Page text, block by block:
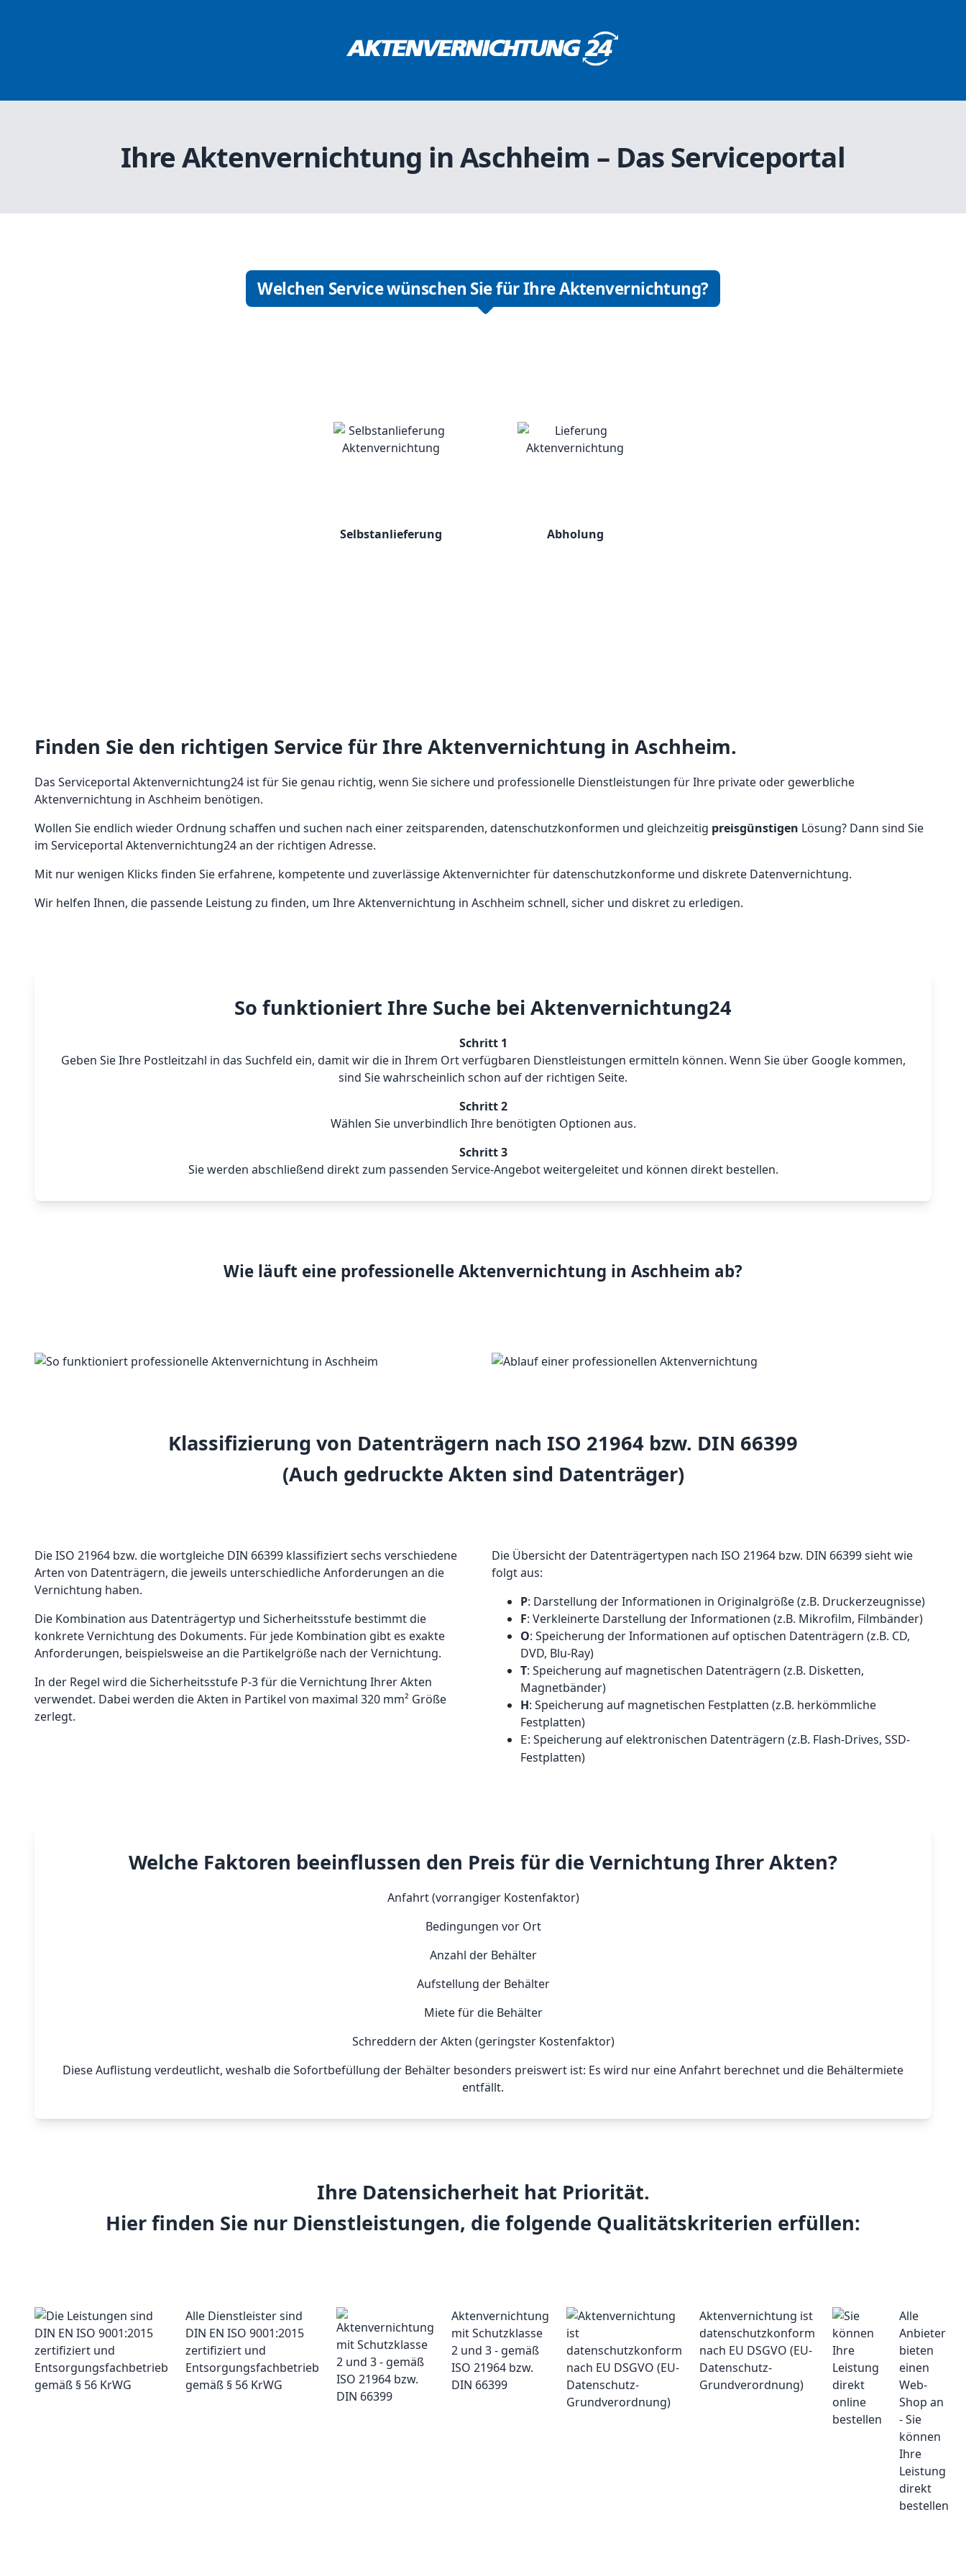
Ihre Aktenvernichtung in Aschheim – Das Serviceportal
Welchen Service wünschen Sie für Ihre Aktenvernichtung?
Selbstanlieferung Abholung
Finden Sie den richtigen Service für Ihre Aktenvernichtung in Aschheim.
Das Serviceportal Aktenvernichtung24 ist für Sie genau richtig, wenn Sie sichere und professionelle Dienstleistungen für Ihre private oder gewerbliche
Aktenvernichtung in Aschheim benötigen.
Wollen Sie endlich wieder Ordnung schaffen und suchen nach einer zeitsparenden, datenschutzkonformen und gleichzeitig preisgünstigen Lösung? Dann sind Sie
im Serviceportal Aktenvernichtung24 an der richtigen Adresse.
Mit nur wenigen Klicks finden Sie erfahrene, kompetente und zuverlässige Aktenvernichter für datenschutzkonforme und diskrete Datenvernichtung.
Wir helfen Ihnen, die passende Leistung zu finden, um Ihre Aktenvernichtung in Aschheim schnell, sicher und diskret zu erledigen.
So funktioniert Ihre Suche bei Aktenvernichtung24
Schritt 1
Geben Sie Ihre Postleitzahl in das Suchfeld ein, damit wir die in Ihrem Ort verfügbaren Dienstleistungen ermitteln können. Wenn Sie über Google kommen,
sind Sie wahrscheinlich schon auf der richtigen Seite.
Schritt 2
Wählen Sie unverbindlich Ihre benötigten Optionen aus.
Schritt 3
Sie werden abschließend direkt zum passenden Service-Angebot weitergeleitet und können direkt bestellen.
Wie läuft eine professionelle Aktenvernichtung in Aschheim ab?
Klassifizierung von Datenträgern nach ISO 21964 bzw. DIN 66399
(Auch gedruckte Akten sind Datenträger)
Die ISO 21964 bzw. die wortgleiche DIN 66399 klassifiziert sechs verschiedene
Arten von Datenträgern, die jeweils unterschiedliche Anforderungen an die
Vernichtung haben.
Die Kombination aus Datenträgertyp und Sicherheitsstufe bestimmt die
konkrete Vernichtung des Dokuments. Für jede Kombination gibt es exakte
Anforderungen, beispielsweise an die Partikelgröße nach der Vernichtung.
In der Regel wird die Sicherheitsstufe P-3 für die Vernichtung Ihrer Akten
verwendet. Dabei werden die Akten in Partikel von maximal 320 mm² Größe
zerlegt.
Die Übersicht der Datenträgertypen nach ISO 21964 bzw. DIN 66399 sieht wie
folgt aus:
P: Darstellung der Informationen in Originalgröße (z.B. Druckerzeugnisse)
F: Verkleinerte Darstellung der Informationen (z.B. Mikrofilm, Filmbänder)
O: Speicherung der Informationen auf optischen Datenträgern (z.B. CD,
DVD, Blu-Ray)
T: Speicherung auf magnetischen Datenträgern (z.B. Disketten,
Magnetbänder)
H: Speicherung auf magnetischen Festplatten (z.B. herkömmliche
Festplatten)
E: Speicherung auf elektronischen Datenträgern (z.B. Flash-Drives, SSD-
Festplatten)
Welche Faktoren beeinflussen den Preis für die Vernichtung Ihrer Akten?
Anfahrt (vorrangiger Kostenfaktor)
Bedingungen vor Ort
Anzahl der Behälter
Aufstellung der Behälter
Miete für die Behälter
Schreddern der Akten (geringster Kostenfaktor)
Diese Auflistung verdeutlicht, weshalb die Sofortbefüllung der Behälter besonders preiswert ist: Es wird nur eine Anfahrt berechnet und die Behältermiete
entfällt.
Ihre Datensicherheit hat Priorität.
Hier finden Sie nur Dienstleistungen, die folgende Qualitätskriterien erfüllen:
Alle Dienstleister sind
DIN EN ISO 9001:2015
zertifiziert und
Entsorgungsfachbetrieb
gemäß § 56 KrWG
Aktenvernichtung
mit Schutzklasse
2 und 3 - gemäß
ISO 21964 bzw.
DIN 66399
Aktenvernichtung ist
datenschutzkonform
nach EU DSGVO (EU-
Datenschutz-
Grundverordnung)
Alle
Anbieter
bieten
einen
Web-
Shop an
- Sie
können
Ihre
Leistung
direkt
bestellen